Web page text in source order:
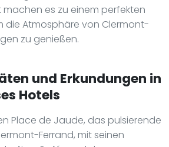
es zu einem perfekten
die Atmosphäre von Clermont-
zu genießen.
und Erkundungen in
Hotels
Place de Jaude, das pulsierende
Ferrand, mit seinen